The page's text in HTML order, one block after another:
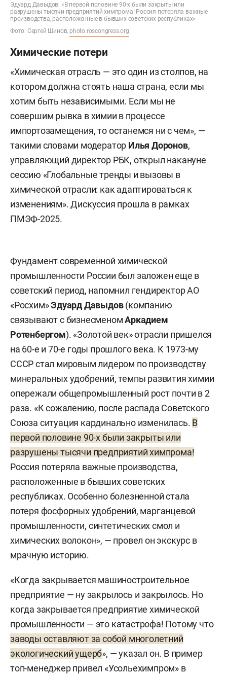
Эдуард Давыдов: «В первой половине 90-х были закрыты или
разрушены тысячи предприятий химпрома! Россия потеряла важные
производства, расположенные в бывших советских республиках»
Фото: Сергей Шинов, photo.roscongress.org
Химические потери
«Химическая отрасль — это один из столпов, на
котором должна стоять наша страна, если мы
хотим быть независимыми. Если мы не
совершим рывка в химии в процессе
импортозамещения, то останемся ни с чем», —
такими словами модератор Илья Доронов,
управляющий директор РБК, открыл накануне
сессию «Глобальные тренды и вызовы в
химической отрасли: как адаптироваться к
изменениям». Дискуссия прошла в рамках
ПМЭФ-2025.
Фундамент современной химической
промышленности России был заложен еще в
советский период, напомнил гендиректор АО
«Росхим»Эдуард Давыдов(компанию
связывают с бизнесменомАркадием
Ротенбергом). «Золотой век» отрасли пришелся
на 60-е и 70-е годы прошлого века. К 1973-му
СССР стал мировым лидером по производству
минеральных удобрений, темпы развития химии
опережали общепромышленный рост почти в 2
раза. «К сожалению, после распада Советского
Союза ситуация кардинально изменилась. В
первой половине 90-х были закрыты или
разрушены тысячи предприятий химпрома!
Россия потеряла важные производства,
расположенные в бывших советских
республиках. Особенно болезненной стала
потеря фосфорных удобрений, марганцевой
промышленности, синтетических смол и
химических волокон», — провел он экскурс в
мрачную историю.
«Когда закрывается машиностроительное
предприятие — ну закрылось и закрылось. Но
когда закрывается предприятие химической
промышленности — это катастрофа! Потому что
заводы оставляют за собой многолетний
экологический ущерб», — указал он. В пример
топ-менеджер привел «Усольехимпром» в